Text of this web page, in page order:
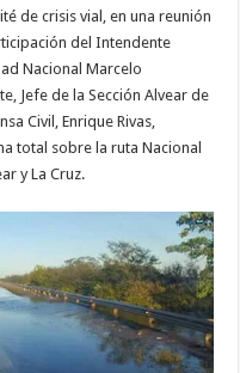
de crisis vial, en una reunión
del Intendente
Nacional Marcelo
Jefe de la Sección Alvear de
Civil, Enrique Rivas,
total sobre la ruta Nacional
y La Cruz.